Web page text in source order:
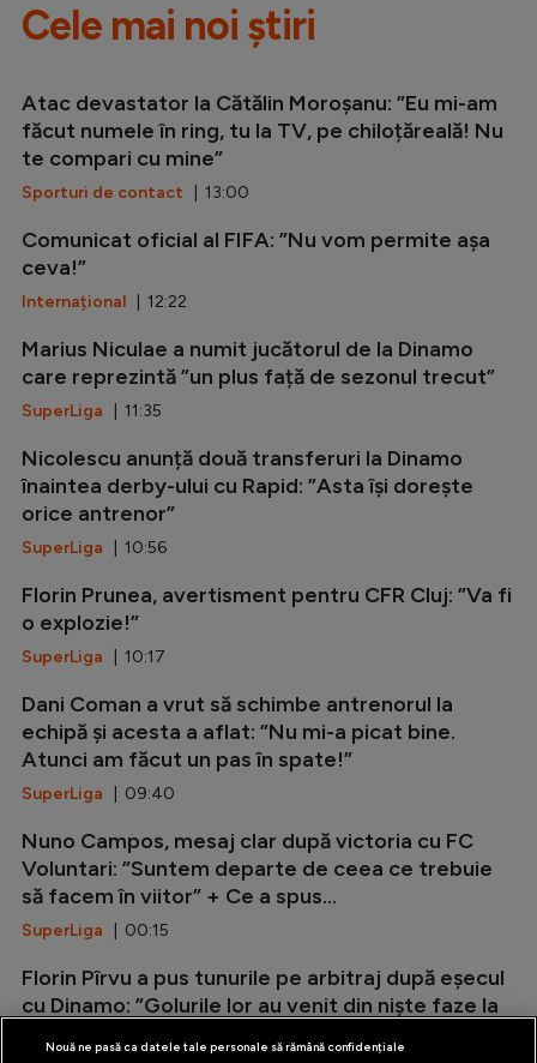
Cele mai noi știri
Atac devastator la Cătălin Moroșanu: ”Eu mi-am
făcut numele în ring, tu la TV, pe chiloțăreală! Nu
te compari cu mine”
Sporturi de contact | 13:00
Comunicat oficial al FIFA: ”Nu vom permite așa
ceva!”
Internațional | 12:22
Marius Niculae a numit jucătorul de la Dinamo
care reprezintă ”un plus față de sezonul trecut”
SuperLiga | 11:35
Nicolescu anunță două transferuri la Dinamo
înaintea derby-ului cu Rapid: ”Asta își dorește
orice antrenor”
SuperLiga | 10:56
Florin Prunea, avertisment pentru CFR Cluj: ”Va fi
o explozie!”
SuperLiga | 10:17
Dani Coman a vrut să schimbe antrenorul la
echipă și acesta a aflat: ”Nu mi-a picat bine.
Atunci am făcut un pas în spate!”
SuperLiga | 09:40
Nuno Campos, mesaj clar după victoria cu FC
Voluntari: ”Suntem departe de ceea ce trebuie
să facem în viitor” + Ce a spus...
SuperLiga | 00:15
Florin Pîrvu a pus tunurile pe arbitraj după eșecul
cu Dinamo: ”Golurile lor au venit din niște faze la
Nouă ne pasă ca datele tale personale să rămână confidențiale